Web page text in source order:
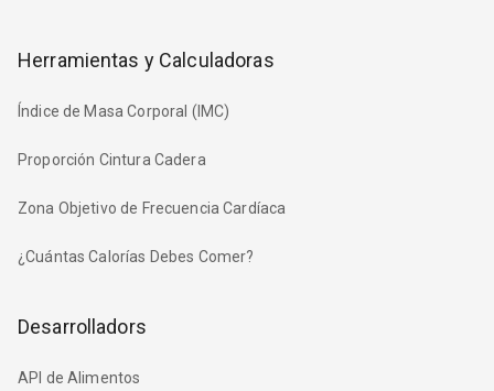
Herramientas y Calculadoras
Índice de Masa Corporal (IMC)
Proporción Cintura Cadera
Zona Objetivo de Frecuencia Cardíaca
¿Cuántas Calorías Debes Comer?
Desarrolladors
API de Alimentos